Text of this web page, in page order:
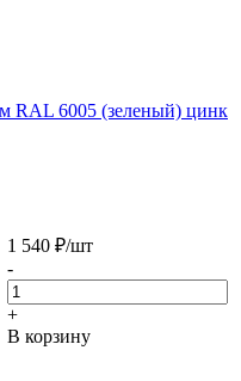
RAL 6005 (зеленый) цинк
1 540 ₽/шт
-
+
В корзину